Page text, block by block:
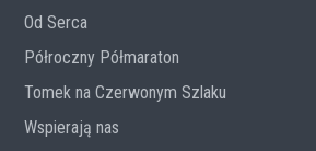
Od Serca
Półroczny Półmaraton
Tomek na Czerwonym Szlaku
Wspierają nas